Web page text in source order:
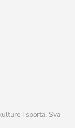
i sporta. Sva